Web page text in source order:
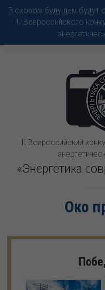
В скором будущем будут
III Всероссийского
III Всероссийский
«Энергетика
Око